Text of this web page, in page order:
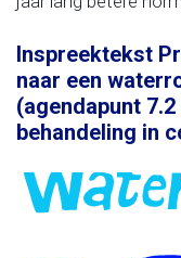
Inspreektekst
naar een
(agendapunt 7.2
behandeling in